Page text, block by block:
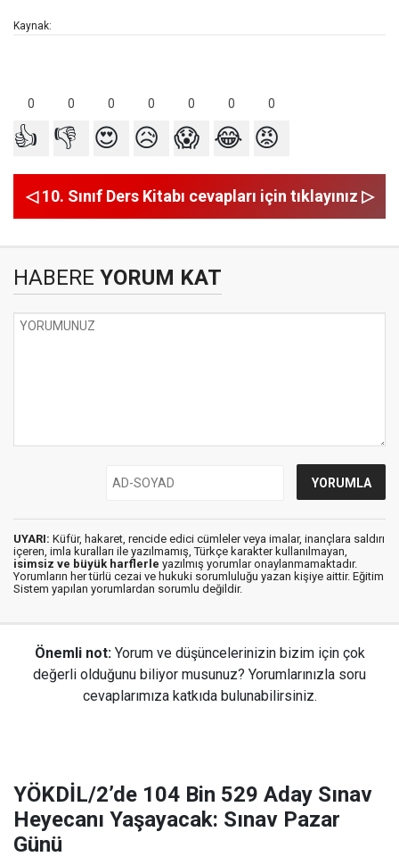
Kaynak:
0 0 0 0 0 0 0
👍 👎 😍 😥 😱 😂 😡
◁ 10. Sınıf Ders Kitabı cevapları için tıklayınız ▷
HABERE YORUM KAT
UYARI: Küfür, hakaret, rencide edici cümleler veya imalar, inançlara saldırı
içeren, imla kuralları ile yazılmamış, Türkçe karakter kullanılmayan,
isimsiz ve büyük harflerle yazılmış yorumlar onaylanmamaktadır.
Yorumların her türlü cezai ve hukuki sorumluluğu yazan kişiye aittir. Eğitim
Sistem yapılan yorumlardan sorumlu değildir.
Önemli not: Yorum ve düşüncelerinizin bizim için çok
değerli olduğunu biliyor musunuz? Yorumlarınızla soru
cevaplarımıza katkıda bulunabilirsiniz.
YÖKDİL/2’de 104 Bin 529 Aday Sınav
Heyecanı Yaşayacak: Sınav Pazar
Günü